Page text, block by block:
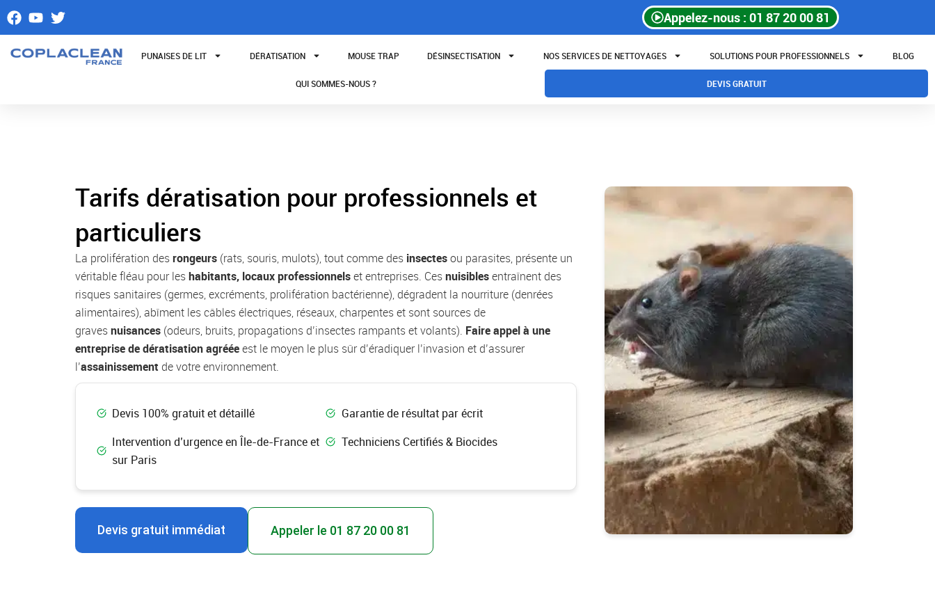
Aller
au
contenu
Appelez-nous : 01 87 20 00 81
PUNAISES DE LIT DÉRATISATION MOUSE TRAP DÉSINSECTISATION NOS SERVICES DE NETTOYAGES SOLUTIONS POUR PROFESSIONNELS BLOG
QUI SOMMES-NOUS ? DEVIS GRATUIT
Tarifs dératisation pour professionnels et
particuliers
La prolifération desrongeurs(rats, souris, mulots), tout comme des insectesou parasites, présente un
véritable fléau pour leshabitants, locaux professionnelset entreprises. Cesnuisiblesentraînent des
risques sanitaires (germes, excréments, prolifération bactérienne), dégradent la nourriture (denrées
alimentaires), abîment les câbles électriques, réseaux, charpentes et sont sources de
gravesnuisances(odeurs, bruits, propagations d’insectes rampants et volants). Faire appel à une
entreprise de dératisation agrééeest le moyen le plus sûr d’éradiquer l’invasion et d’assurer
l’assainissement de votre environnement.
Devis 100% gratuit et détaillé
Intervention d’urgence en Île-de-France et
sur Paris
Garantie de résultat par écrit
Techniciens Certifiés & Biocides
Devis gratuit immédiat Appeler le 01 87 20 00 81